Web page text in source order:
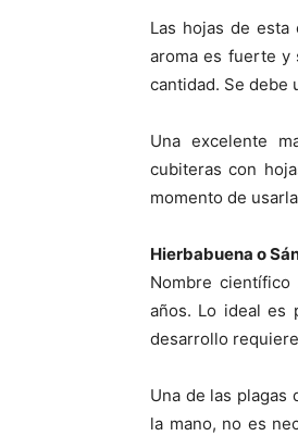
Las hojas de esta
aroma es fuerte y
cantidad. Se debe
Una excelente
cubiteras con
momento de
Hierbabuena o
Nombre científico
años. Lo ideal es
desarrollo
Una de las plagas
la mano, no es